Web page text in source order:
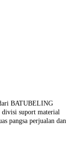
BATUBELING
divisi suport material
pangsa perjualan dan